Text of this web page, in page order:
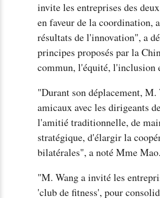
invite les entreprises des
en faveur de la coordination,
résultats de l'innovation", a
principes proposés par la
commun, l'équité, l'inclusion
"Durant son déplacement, M.
amicaux avec les dirigeants
l'amitié traditionnelle, de
stratégique, d'élargir la
bilatérales", a noté Mme Mao.
"M. Wang a invité les
'club de fitness', pour